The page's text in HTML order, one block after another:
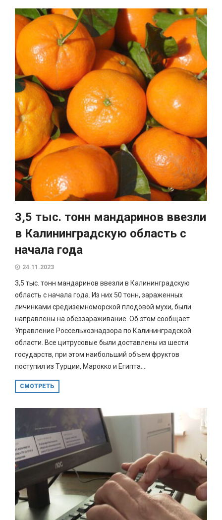
3,5 тыс. тонн мандаринов ввезли
в Калининградскую область с
начала года
24.11.2023
3,5 тыс. тонн мандаринов ввезли в Калининградскую
область с начала года. Из них 50 тонн, зараженных
личинками средиземноморской плодовой мухи, были
направлены на обеззараживание. Об этом сообщает
Управление Россельхознадзора по Калининградской
области. Все цитрусовые были доставлены из шести
государств, при этом наибольший объем фруктов
поступил из Турции, Марокко и Египта....
СМОТРЕТЬ